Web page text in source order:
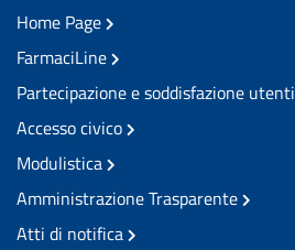
Home Page
FarmaciLine
Partecipazione e soddisfazione utenti
Accesso civico
Modulistica
Amministrazione Trasparente
Atti di notifica